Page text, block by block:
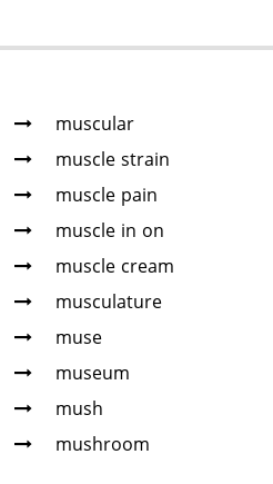
muscular
muscle strain
muscle pain
muscle in on
muscle cream
musculature
muse
museum
mush
mushroom